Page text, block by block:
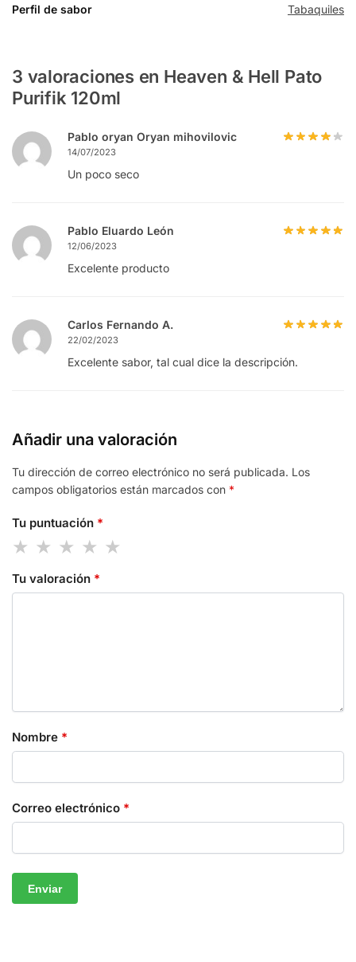
Perfil de sabor Tabaquiles
3 valoraciones en Heaven & Hell Pato
Purifik 120ml
Pablo oryan Oryan mihovilovic
14/07/2023
Un poco seco
Pablo Eluardo León
12/06/2023
Excelente producto
Carlos Fernando A.
22/02/2023
Excelente sabor, tal cual dice la descripción.
Añadir una valoración
Tu dirección de correo electrónico no será publicada. Los
campos obligatorios están marcados con *
Tu puntuación *
Tu valoración *
Nombre *
Correo electrónico *